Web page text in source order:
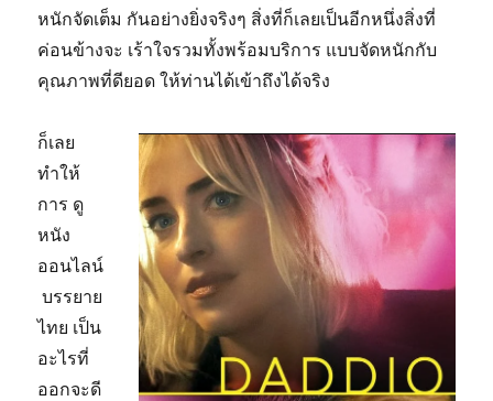
หนักจัดเต็ม กันอย่างยิ่งจริงๆ สิ่งที่ก็เลยเป็นอีกหนึ่งสิ่งที่
ค่อนข้างจะ เร้าใจรวมทั้งพร้อมบริการ แบบจัดหนักกับ
คุณภาพที่ดียอด ให้ท่านได้เข้าถึงได้จริง
ก็เลย
ทำให้
การ ดู
หนัง
ออนไลน์
บรรยาย
ไทย เป็น
อะไรที่
ออกจะดี